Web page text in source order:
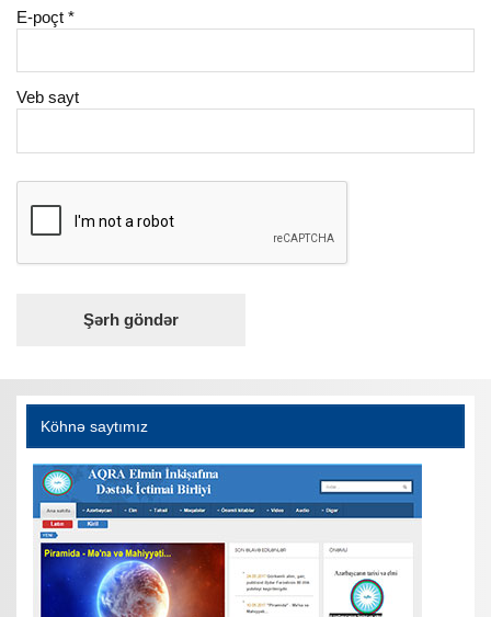
E-poçt*
Veb sayt
Köhnə saytımız